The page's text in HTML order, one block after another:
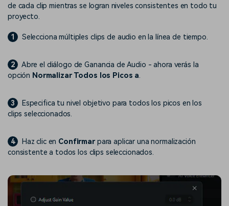
de cada clip mientras se logran niveles consistentes en todo tu
proyecto.
1 Selecciona múltiples clips de audio en la línea de tiempo.
2
Abre el diálogo de Ganancia de Audio - ahora verás la
opción Normalizar Todos los Picos a.
3
Especifica tu nivel objetivo para todos los picos en los
clips seleccionados.
4 Haz clic en Confirmarpara aplicar una normalización
consistente a todos los clips seleccionados.